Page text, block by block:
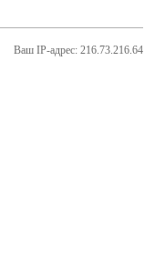
Ваш IP-адрес: 216.73.216.64